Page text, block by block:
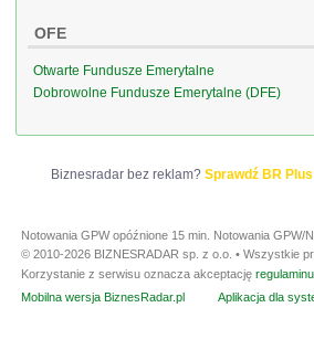
OFE
Otwarte Fundusze Emerytalne
Dobrowolne Fundusze Emerytalne (DFE)
Biznesradar bez reklam? Sprawdź BR Plus
Notowania GPW opóźnione 15 min. Notowania GPW/
© 2010-2026 BIZNESRADAR sp. z o.o. • Wszystkie
Korzystanie z serwisu oznacza akceptację regulaminu
Mobilna wersja BiznesRadar.pl
Aplikacja dla